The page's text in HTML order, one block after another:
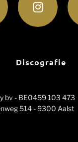
Discografie
bv - BE0459 103 473
514 - 9300 Aalst